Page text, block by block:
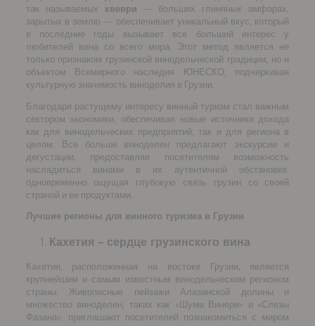
так называемых квеври — больших глиняных амфорах,
зарытых в землю — обеспечивает уникальный вкус, который
в последние годы вызывает все больший интерес у
любителей вина со всего мира. Этот метод является не
только признаком грузинской винодельческой традиции, но и
объектом Всемирного наследия ЮНЕСКО, подчеркивая
культурную значимость виноделия в Грузии.
Благодаря растущему интересу винный туризм стал важным
сектором экономики, обеспечивая новые источники дохода
как для винодельческих предприятий, так и для региона в
целом. Все больше виноделен предлагают экскурсии и
дегустации, предоставляя посетителям возможность
насладиться винами в их аутентичной обстановке,
одновременно ощущая глубокую связь грузин со своей
страной и ее продуктами.
Лучшие регионы для винного туризма в Грузии
Кахетия – сердце грузинского вина
Кахетия, расположенная на востоке Грузии, является
крупнейшим и самым известным винодельческим регионом
страны. Живописные пейзажи Алазанской долины и
множество виноделен, таких как «Шуми Винери» и «Слезы
Фазана», приглашают посетителей познакомиться с миром